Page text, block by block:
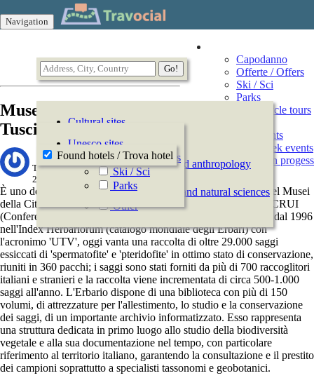
Navigation
Capodanno
Offerte / Offers
Ski / Sci
Parks
Motorcycle tours
All Events
This week events
Events in progess
Museo Erbario della
Tuscia (UTV)
Travocial,
2013-12-03 11:29:15
È uno dei tre Erbari universitari del Lazio, inserito nella rete del Musei
della Città di Viterbo e nella Rete dei Musei universitari della CRUI
(Conferenza dei Rettori delle Università italiane). Annoverato dal 1996
nell'Index Herbariorum (catalogo mondiale degli Erbari) con
l'acronimo 'UTV', oggi vanta una raccolta di oltre 29.000 saggi
essiccati di 'spermatofite' e 'pteridofite' in ottimo stato di conservazione,
riuniti in 360 pacchi; i saggi sono stati forniti da più di 700 raccoglitori
italiani e stranieri e la raccolta viene incrementata di circa 500-1.000
saggi all'anno. L'Erbario dispone di una biblioteca con più di 150
volumi, di attrezzature per l'allestimento, lo studio e la conservazione
dei saggi, di un importante archivio informatizzato. Esso rappresenta
una struttura dedicata in primo luogo allo studio della biodiversità
vegetale e alla sua documentazione nel tempo, con particolare
riferimento al territorio italiano, garantendo la consultazione e il prestito
dei campioni soprattutto a specialisti tassonomi e geobotanici.
Cultural sites
Archeology
Ethnography and anthropology
Arts
Natural history and natural sciences
Other
Unesco sites
Offerte / Offers
Ski / Sci
Parks
Found hotels / Trova hotel